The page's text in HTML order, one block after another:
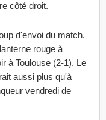
côté droit.
d'envoi du match,
rouge à
à Toulouse (2-1). Le
aussi plus qu'à
vendredi de